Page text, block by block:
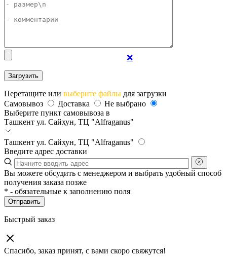
❌
Перетащите или выберите файлы для загрузки
Самовывоз
Доставка
Не выбрано
Выберите пункт самовывоза в
Ташкент ул. Сайхун, ТЦ "Alfraganus"
Ташкент ул. Сайхун, ТЦ "Alfraganus"
Введите адрес доставки
Вы можете обсудить с менеджером и выбрать удобный способ
получения заказа позже
* - обязательные к заполнению поля
Отправить
Быстрый заказ
Спасибо, заказ принят, с вами скоро свяжутся!